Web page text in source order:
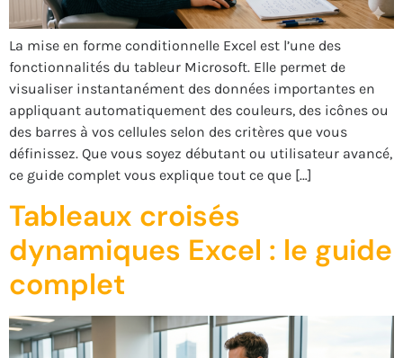
La mise en forme conditionnelle Excel est l’une des
fonctionnalités du tableur Microsoft. Elle permet de
visualiser instantanément des données importantes en
appliquant automatiquement des couleurs, des icônes ou
des barres à vos cellules selon des critères que vous
définissez. Que vous soyez débutant ou utilisateur avancé,
ce guide complet vous explique tout ce que […]
Tableaux croisés
dynamiques Excel : le guide
complet